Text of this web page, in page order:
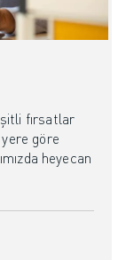
fırsatlar
göre
heyecan